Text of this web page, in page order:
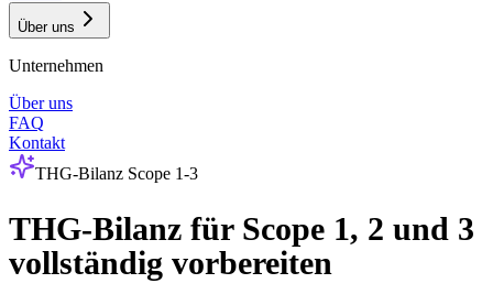
Über uns
Unternehmen
Über uns
FAQ
Kontakt
THG-Bilanz Scope 1-3
THG-Bilanz für Scope 1, 2 und 3
vollständig vorbereiten